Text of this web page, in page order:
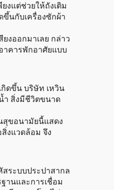
งแต่ช่วยให้ถังเติม
นกับเครื่องซักผ้า
งออกมาเลย กล่าว
าคารพักอาศัยแบบ
ดขึ้น บริษัท เหวิน
ำ สิ่งมีชีวิตขนาด
สุขอนามัยนี้แสดง
งแวดล้อม จึง
ระบบประปาสากล
นและการเชื่อม